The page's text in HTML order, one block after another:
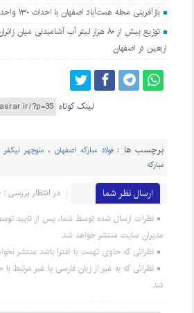
بازآفرینی محله همت‌آباد اصفهان با احداث ۱۳۰ واحد مسکونی جدید آغاز می‌شود
توزیع بیش از ۸۰ هزار لیتر آب آشامیدنی
اربعین در اصفهان
لینک کوتاه
برچسب ها : فولاد مبارکه اصفهان ، منوچهر
مبارکه
ارسال نظر شما
در انتظار بررسی : 0
نظرات ارسال شده توسط شما، پس از تایید
مدیران سایت منتشر خواهد شد.
نظراتی که حاوی تهمت یا افترا باشد منتشر
نظراتی که به غیر از زبان فارسی یا غیر مرتبط
شد.